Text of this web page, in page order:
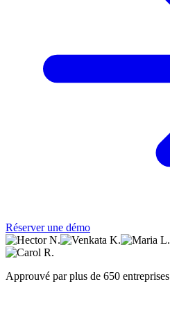
Réserver une démo
Approuvé par plus de 650 entreprises